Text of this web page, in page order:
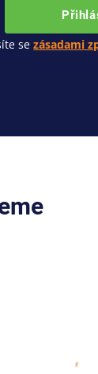
sezásadami